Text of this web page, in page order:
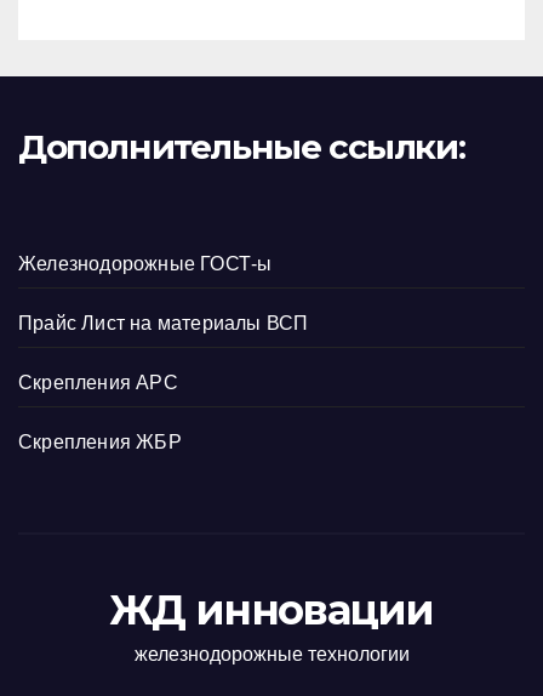
Дополнительные ссылки:
Железнодорожные ГОСТ-ы
Прайс Лист на материалы ВСП
Скрепления АРС
Скрепления ЖБР
ЖД инновации
железнодорожные технологии